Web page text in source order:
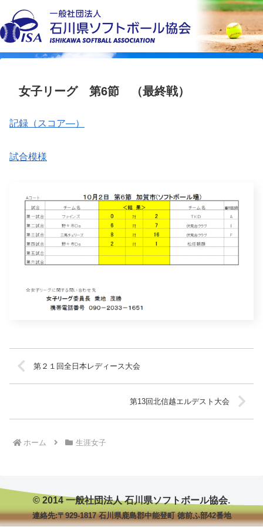
女子リーグ 第6節 （最終戦）
記録（スコア―）
試合模様
第２１回全日本レディース大会
第13回北信越エルデスト大会
ホーム 生涯女子
© 2014 一般社団法人 石川県ソフトボール協会.
連絡先:〒929-1817 石川県鹿島郡中能登町 徳前ふ部42番地